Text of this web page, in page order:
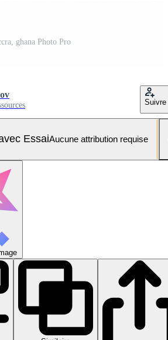
ghana Photo Pro
Suivre
EssaiAucune attribution requise